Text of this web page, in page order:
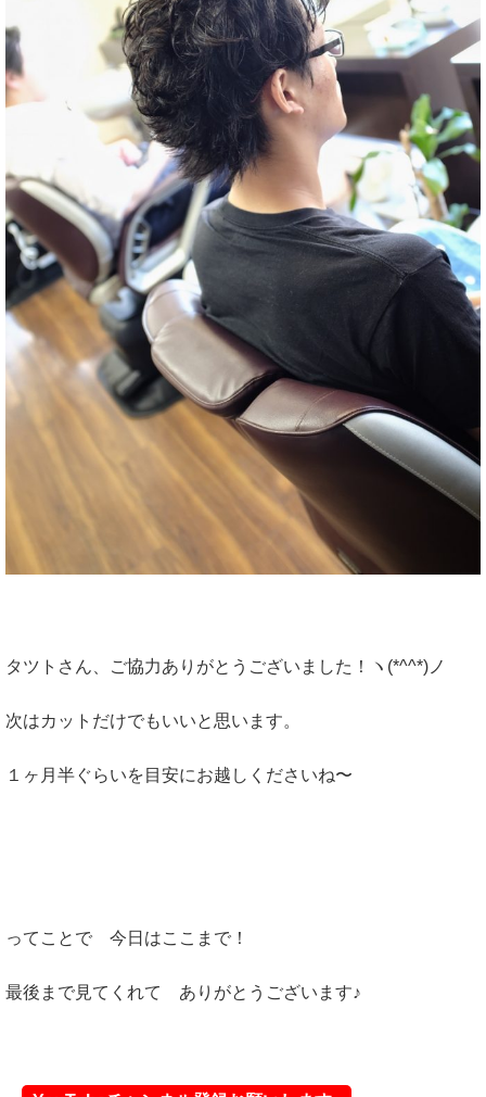
タツトさん、ご協力ありがとうございました！ヽ(*^^*)ノ
次はカットだけでもいいと思います。
１ヶ月半ぐらいを目安にお越しくださいね〜
ってことで 今日はここまで！
最後まで見てくれて ありがとうございます♪